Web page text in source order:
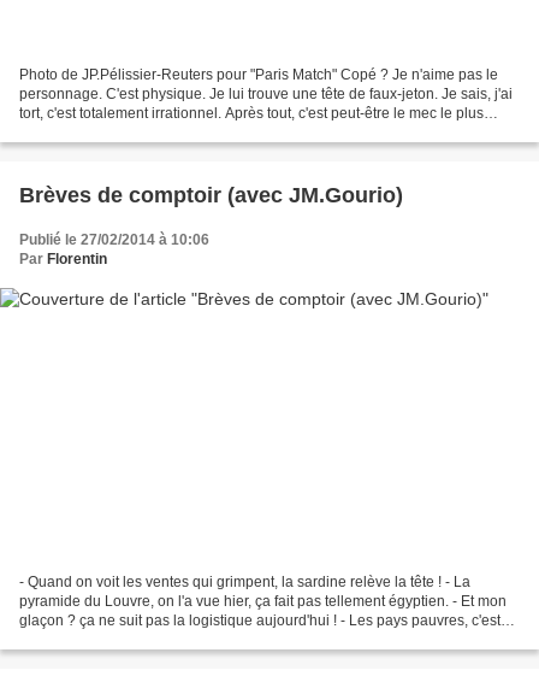
Photo de JP.Pélissier-Reuters pour "Paris Match" Copé ? Je n'aime pas le
personnage. C'est physique. Je lui trouve une tête de faux-jeton. Je sais, j'ai
tort, c'est totalement irrationnel. Après tout, c'est peut-être le mec le plus
Brèves de comptoir (avec JM.Gourio)
Publié le 27/02/2014 à 10:06
Par Florentin
- Quand on voit les ventes qui grimpent, la sardine relève la tête ! - La
pyramide du Louvre, on l'a vue hier, ça fait pas tellement égyptien. - Et mon
glaçon ? ça ne suit pas la logistique aujourd'hui ! - Les pays pauvres, c'est